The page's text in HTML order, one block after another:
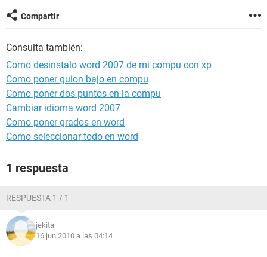
Compartir
Consulta también:
Como desinstalo word 2007 de mi compu con xp
Como poner guion bajo en compu
Como poner dos puntos en la compu
Cambiar idioma word 2007
Como poner grados en word
Como seleccionar todo en word
1 respuesta
RESPUESTA 1 / 1
jekita
16 jun 2010 a las 04:14